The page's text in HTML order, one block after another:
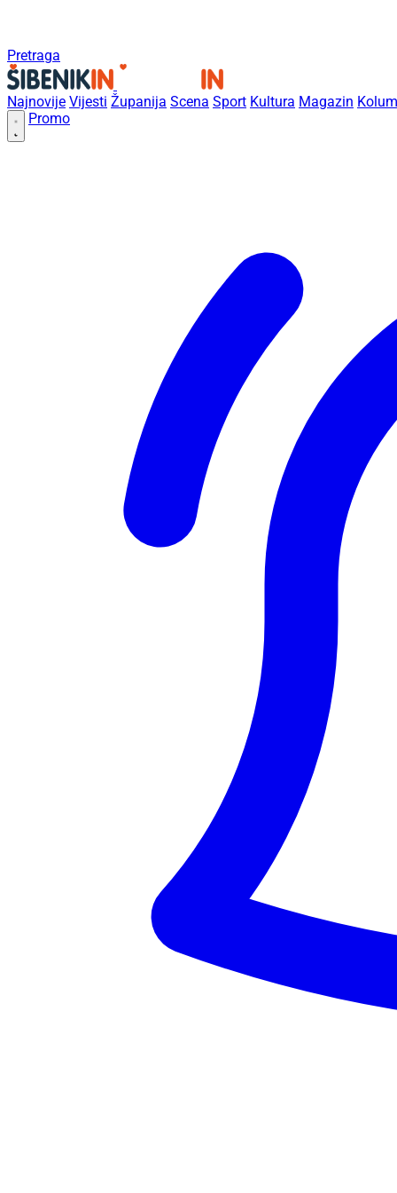
Pretraga
Najnovije Vijesti Županija Scena Sport Kultura Magazin
Promo